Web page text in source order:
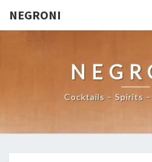
NEGRONI
Cocktails – Spirits